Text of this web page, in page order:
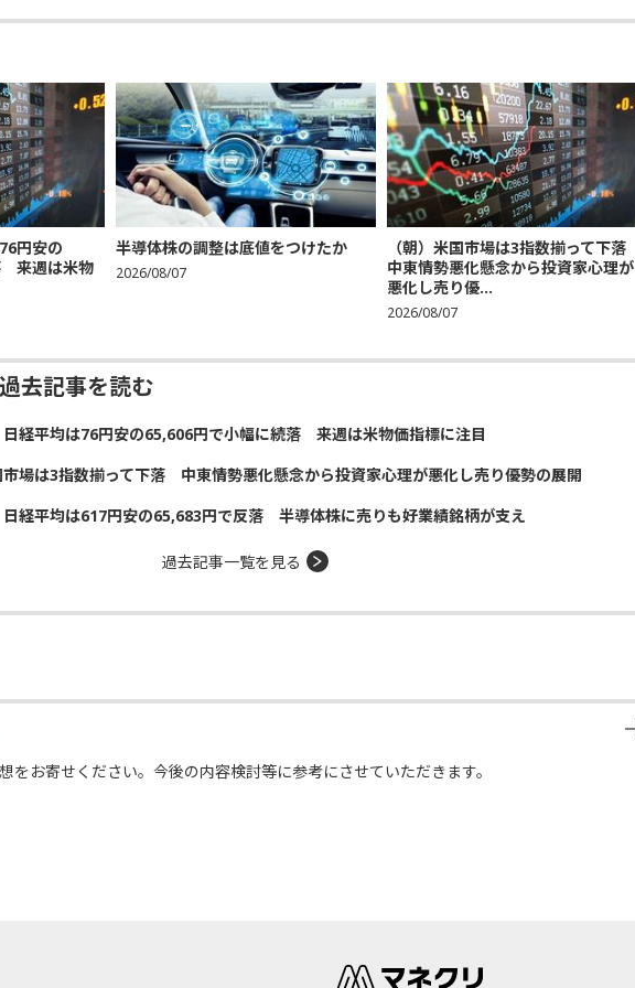
円安の
来週は米物
半導体株の調整は底値をつけたか
2026/08/07
（朝）米国市場は3指数揃って下落
中東情勢悪化懸念から投資家心理が
悪化し売り優...
2026/08/07
去記事を読む
日経平均は76円安の65,606円で小幅に続落 来週は米物価指標に注目
市場は3指数揃って下落 中東情勢悪化懸念から投資家心理が悪化し売り優勢の展開
日経平均は617円安の65,683円で反落 半導体株に売りも好業績銘柄が支え
過去記事一覧を見る
をお寄せください。今後の内容検討等に参考にさせていただきます。